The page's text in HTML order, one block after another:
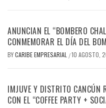
ANUNCIAN EL “BOMBERO
CONMEMORAR EL DÍA DEL
BYCARIBE EMPRESARIAL /10 AGOSTO,
IMJUVE Y DISTRITO CANCÚN
CON EL “COFFEE PARTY +